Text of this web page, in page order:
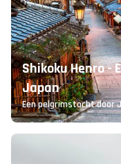
Shikoku Henro -
Japan
Een pelgrimstocht door